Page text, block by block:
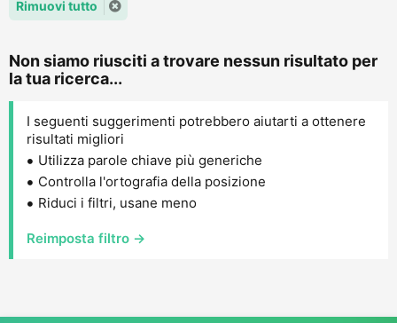
Rimuovi tutto
Non siamo riusciti a trovare nessun risultato per
la tua ricerca...
I seguenti suggerimenti potrebbero aiutarti a ottenere
risultati migliori
Utilizza parole chiave più generiche
Controlla l'ortografia della posizione
Riduci i filtri, usane meno
Reimposta filtro →